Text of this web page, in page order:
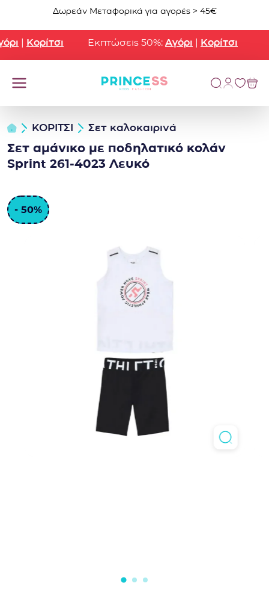
Μετάβαση στο περιεχόμενο
Δωρεάν Μεταφορικά για αγορές > 45€
|Κορίτσι Εκπτώσεις 50%:Αγόρι|Κορίτσι
ΚΟΡΙΤΣΙ Σετ καλοκαιρινά
Σετ αμάνικο με ποδηλατικό κολάν
Sprint 261-4023 Λευκό
- 50%